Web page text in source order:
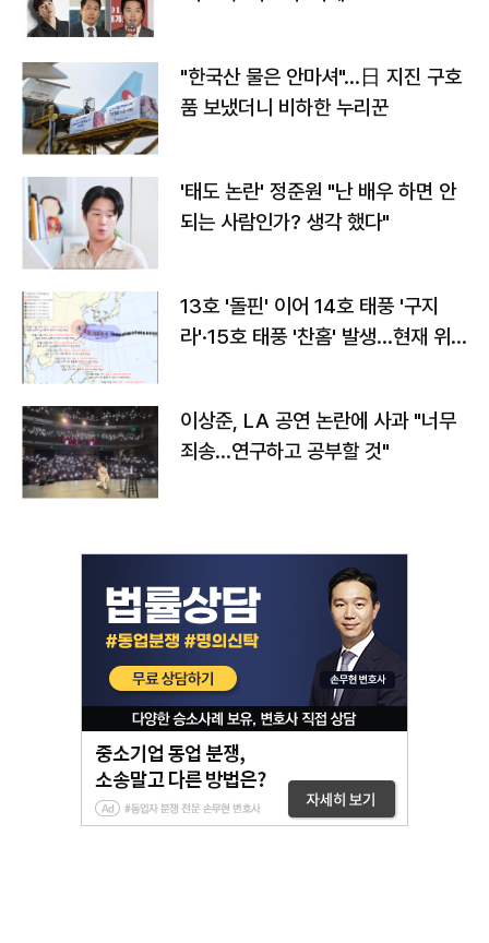
"한국산 물은 안마셔"…日 지진 구호
품 보냈더니 비하한 누리꾼
'태도 논란' 정준원 "난 배우 하면 안
되는 사람인가? 생각 했다"
13호 '돌핀' 이어 14호 태풍 '구지
라'·15호 태풍 '찬홈' 발생…현재 위
이상준, LA 공연 논란에 사과 "너무
죄송…연구하고 공부할 것"